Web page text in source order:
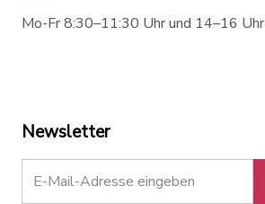
Mo-Fr 8:30–11:30 Uhr und 14–16 Uhr
Newsletter